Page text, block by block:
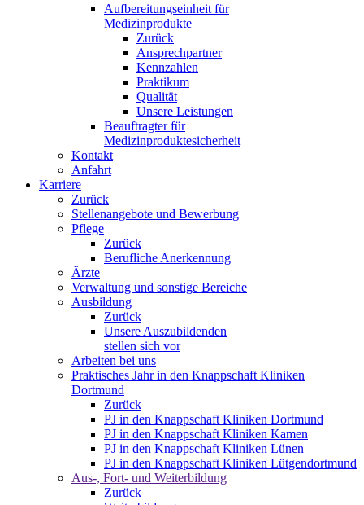
Aufbereitungseinheit für
Medizinprodukte
Zurück
Ansprechpartner
Kennzahlen
Praktikum
Qualität
Unsere Leistungen
Beauftragter für
Medizinproduktesicherheit
Kontakt
Anfahrt
Karriere
Zurück
Stellenangebote und Bewerbung
Pflege
Zurück
Berufliche Anerkennung
Ärzte
Verwaltung und sonstige Bereiche
Ausbildung
Zurück
Unsere Auszubildenden
stellen sich vor
Arbeiten bei uns
Praktisches Jahr in den Knappschaft Kliniken
Dortmund
Zurück
PJ in den Knappschaft Kliniken Dortmund
PJ in den Knappschaft Kliniken Kamen
PJ in den Knappschaft Kliniken Lünen
PJ in den Knappschaft Kliniken Lütgendortmund
Aus-, Fort- und Weiterbildung
Zurück